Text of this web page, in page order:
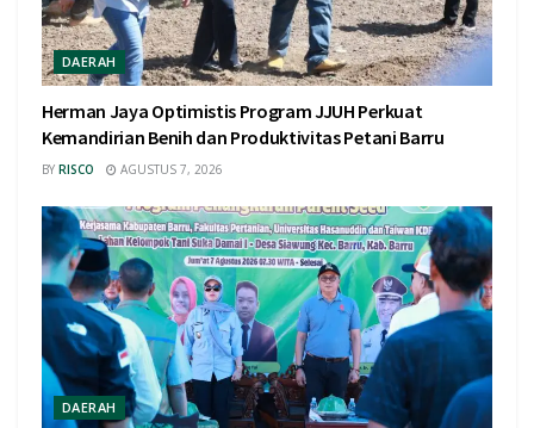
DAERAH
Herman Jaya Optimistis Program JJUH Perkuat
Kemandirian Benih dan Produktivitas Petani Barru
BY RISCO AGUSTUS 7, 2026
DAERAH